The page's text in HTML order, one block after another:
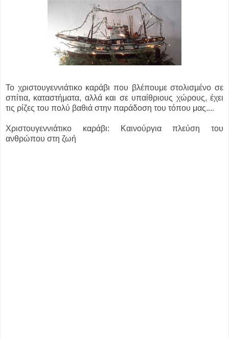
Το χριστουγεννιάτικο καράβι που βλέπουμε στολισμένο σε
σπίτια, καταστήματα, αλλά και σε υπαίθριους χώρους, έχει
τις ρίζες του πολύ βαθιά στην παράδοση του τόπου μας....
Χριστουγεννιάτικο καράβι: Καινούργια πλεύση του
ανθρώπου στη ζωή